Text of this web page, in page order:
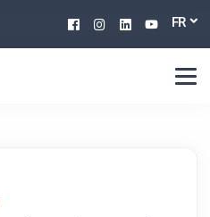
Facebook
Instagram
Linkedin
FR